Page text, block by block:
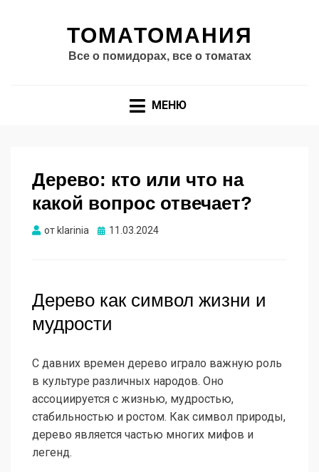
ТОМАТОМАНИЯ
Все о помидорах, все о томатах
МЕНЮ
Дерево: кто или что на
какой вопрос отвечает?
от klarinia Опубликовано
11.03.2024
Дерево как символ жизни и
мудрости
С давних времен дерево играло важную роль
в культуре различных народов. Оно
ассоциируется с жизнью, мудростью,
стабильностью и ростом. Как символ природы,
дерево является частью многих мифов и
легенд.